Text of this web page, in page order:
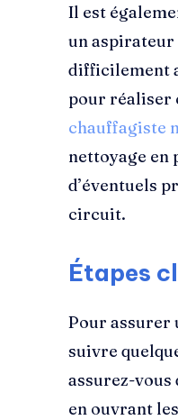
Il est
un aspirateur
difficilement
pour réaliser
chauffagiste
nettoyage en
d’éventuels
circuit.
Étapes
Pour assurer
suivre
assurez-vous
en ouvrant